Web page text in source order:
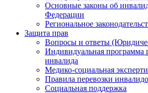
Основные законы об
Федерации
Региональное
Защита прав
Вопросы и ответы
Индивидуальная программа
инвалида
Медико-социальная
Правила перевозки
Социальная поддержка